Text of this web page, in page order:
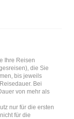
Ihre Reisen
die Sie
bis jeweils
Bei
von mehr als
nur für die ersten
für die